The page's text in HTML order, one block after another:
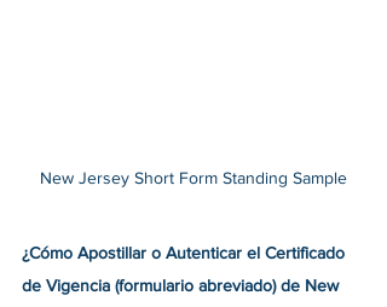
New Jersey Short Form Standing Sample
¿Cómo Apostillar o Autenticar el Certificado
de Vigencia (formulario abreviado) de New